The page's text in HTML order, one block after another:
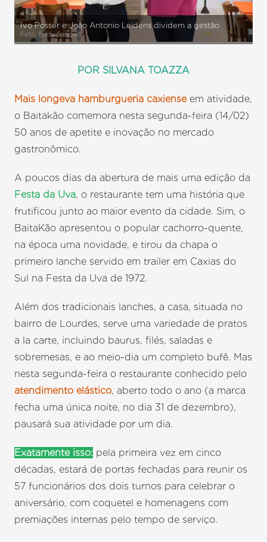
Ivo Posser e João Antonio Leidens dividem a gestão
Foto: Eddy Sangalli
POR SILVANA TOAZZA
Mais longeva hamburgueria caxienseem atividade,
o Baitakão comemora nesta segunda-feira (14/02)
50 anos de apetite e inovação no mercado
gastronômico.
A poucos dias da abertura de mais uma edição da
Festa da Uva, o restaurante tem uma história que
frutificou junto ao maior evento da cidade. Sim, o
BaitaKão apresentou o popular cachorro-quente,
na época uma novidade, e tirou da chapa o
primeiro lanche servido em trailer em Caxias do
Sul na Festa da Uva de 1972.
Além dos tradicionais lanches, a casa, situada no
bairro de Lourdes, serve uma variedade de pratos
a la carte, incluindo baurus, filés, saladas e
sobremesas, e ao meio-dia um completo bufê. Mas
nesta segunda-feira o restaurante conhecido pelo
atendimento elástico, aberto todo o ano (a marca
fecha uma única noite, no dia 31 de dezembro),
pausará sua atividade por um dia.
Exatamente isso: pela primeira vez em cinco
décadas, estará de portas fechadas para reunir os
57 funcionários dos dois turnos para celebrar o
aniversário, com coquetel e homenagens com
premiações internas pelo tempo de serviço.